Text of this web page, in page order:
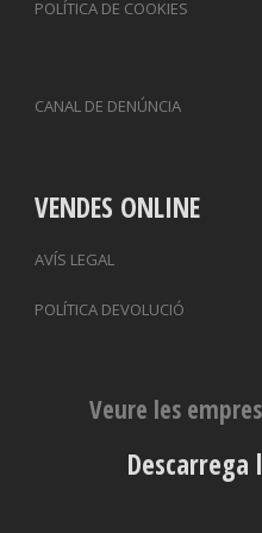
POLÍTICA DE COOKIES
CANAL DE DENÚNCIA
VENDES ONLINE
AVÍS LEGAL
POLÍTICA DEVOLUCIÓ
Veure les